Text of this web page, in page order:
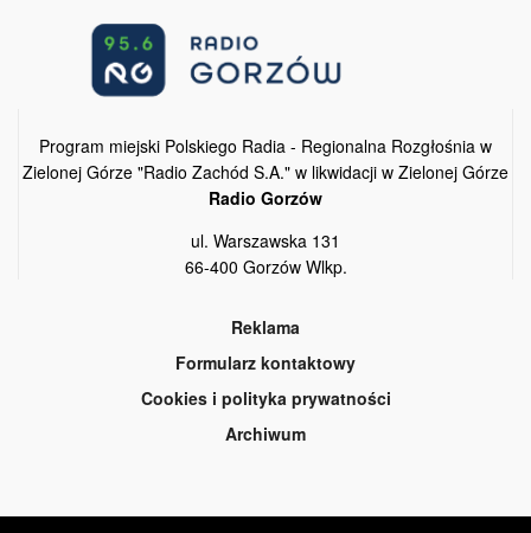
Program miejski Polskiego Radia - Regionalna Rozgłośnia w
Zielonej Górze "Radio Zachód S.A." w likwidacji w Zielonej Górze
Radio Gorzów
ul. Warszawska 131
66-400 Gorzów Wlkp.
Reklama
Formularz kontaktowy
Cookies i polityka prywatności
Archiwum